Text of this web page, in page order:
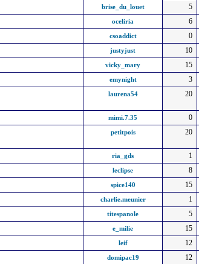
brise_du_louet 5
oceliria 6
csoaddict 0
justyjust 10
vicky_mary 15
emynight 3
laurena54 20
mimi.7.35 0
petitpois 20
ria_gds 1
leclipse 8
spice140 15
charlie.meunier 1
titespanole 5
e_milie 15
leif 12
domipac19 12